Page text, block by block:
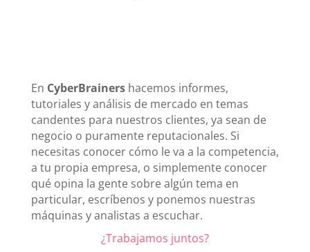
En CyberBrainershacemos informes,
tutoriales y análisis de mercado en temas
candentes para nuestros clientes, ya sean de
negocio o puramente reputacionales. Si
necesitas conocer cómo le va a la competencia,
a tu propia empresa, o simplemente conocer
qué opina la gente sobre algún tema en
particular, escríbenos y ponemos nuestras
máquinas y analistas a escuchar.
¿Trabajamos juntos?